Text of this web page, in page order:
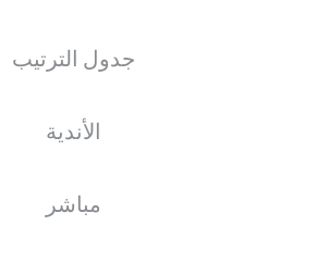
جدول الترتيب
الأندية
مباشر